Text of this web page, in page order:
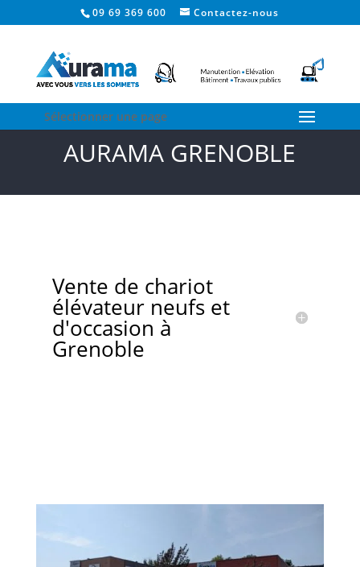
09 69 369 600 Contactez-nous
Sélectionner une page
AURAMA GRENOBLE
Vente de chariot
élévateur neufs et
d'occasion à
Grenoble